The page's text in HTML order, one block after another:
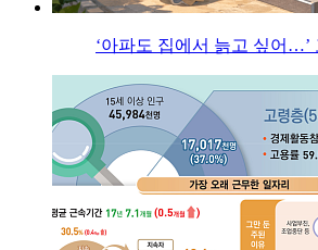
‘아파도 집에서 늙고 싶어…’